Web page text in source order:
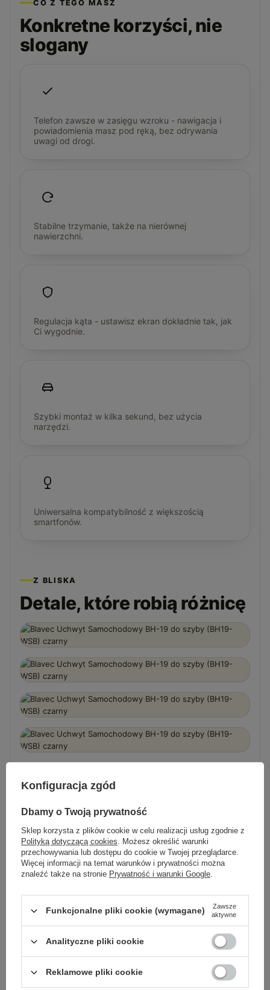
CO Z TEGO MASZ
Konkretne korzyści, nie
slogany
Telefon zawsze w zasięgu wzroku - nawigacja i
powiadomienia masz pod ręką, bez odrywania
uwagi od drogi.
Stabilne trzymanie, także na nierównej
nawierzchni.
Regulacja kąta - ustawisz ekran dokładnie tak, jak
Ci wygodnie.
Szybki montaż w kilka sekund, bez użycia
narzędzi.
Uniwersalna kompatybilność z większością
smartfonów.
Z BLISKA
Detale, które robią różnicę
MONTAŻ W 3 KROKACH
Gotowe w kilka sekund
1
deski rozdzielczej.
2
Konfiguracja zgód
Dbamy o Twoją prywatność
Sklep korzysta z plików cookie w celu realizacji usług zgodnie z
Polityką dotyczącą cookies. Możesz określić warunki
przechowywania lub dostępu do cookie w Twojej przeglądarce.
Więcej informacji na temat warunków i prywatności można
znaleźć także na stronie Prywatność i warunki Google.
Funkcjonalne pliki cookie (wymagane)
Zawsze
aktywne
Analityczne pliki cookie
Reklamowe pliki cookie